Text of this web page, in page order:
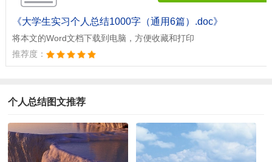
《大学生实习个人总结1000字（通用6篇）.doc》
将本文的Word文档下载到电脑，方便收藏和打印
推荐度：
个人总结图文推荐